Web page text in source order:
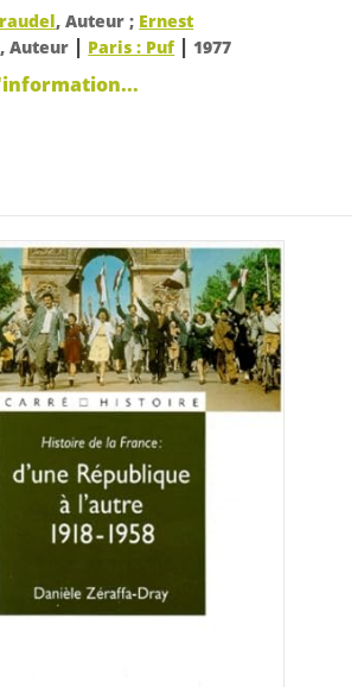
, Auteur ; Ernest
, Auteur | Paris : Puf | 1977